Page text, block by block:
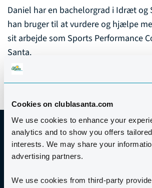
Cookies on clublasanta.com
We use cookies to enhance your
analytics and to show you offers
interests. We may share your
advertising partners.
We use cookies from third-party
Daniel har en bachelorgrad i Idræt og
han bruger til at vurdere og hjælpe
sit arbejde som Sports Performance
Santa.